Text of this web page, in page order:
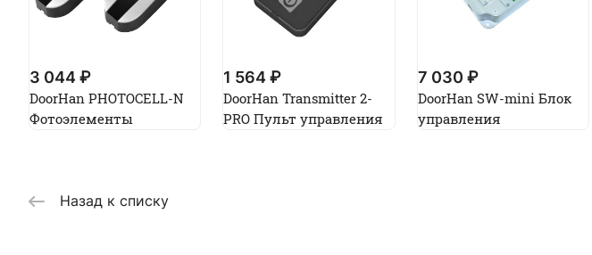
3 044 ₽
DoorHan PHOTOCELL-N
Фотоэлементы
1 564 ₽
DoorHan Transmitter 2-
PRO Пульт управления
7 030 ₽
DoorHan SW-mini Блок
управления
Назад к списку